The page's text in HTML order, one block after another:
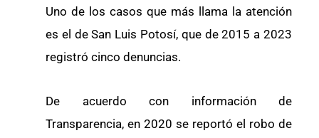
Uno de los casos que más llama la atención
es el de San Luis Potosí, que de 2015 a 2023
registró cinco denuncias.
De acuerdo con información de
Transparencia, en 2020 se reportó el robo de